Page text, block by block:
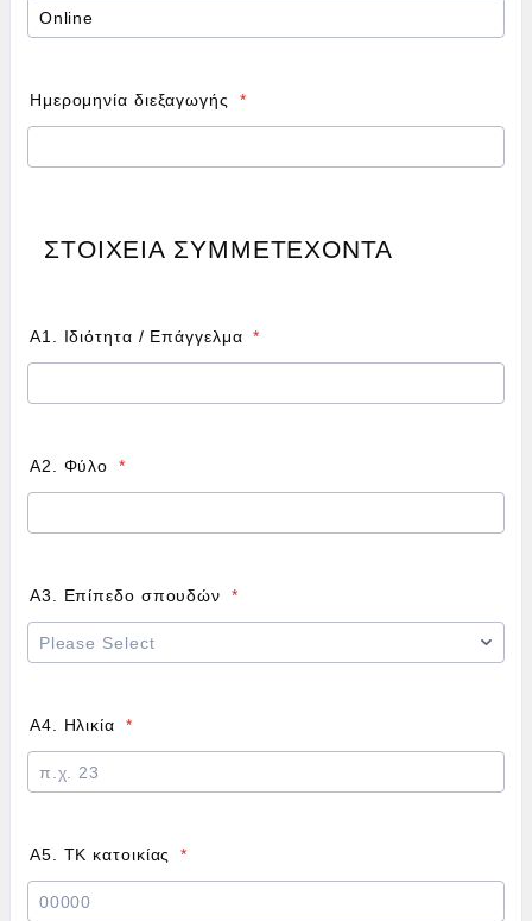
Ημερομηνία διεξαγωγής *
ΣΤΟΙΧΕΙΑ ΣΥΜΜΕΤΕΧΟΝΤΑ
Α1. Ιδιότητα / Επάγγελμα *
Α2. Φύλο *
Α3. Επίπεδο σπουδών *
Α4. Ηλικία *
Α5. ΤΚ κατοικίας *